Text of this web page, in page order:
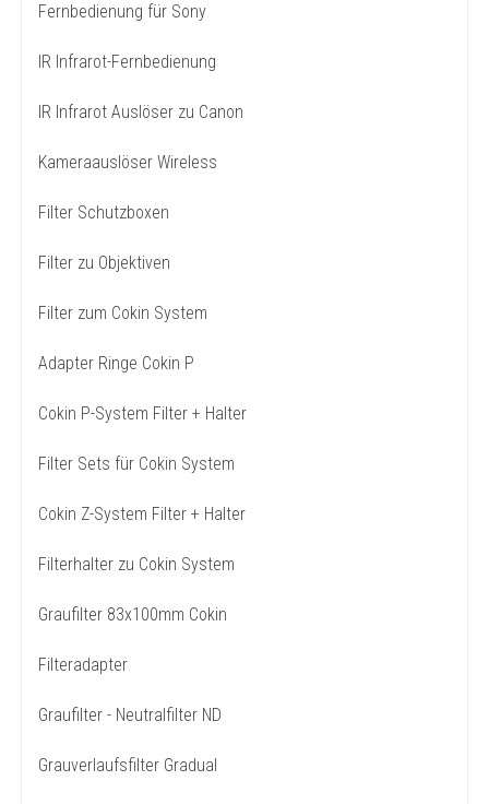
Fernbedienung für Sony
IR Infrarot-Fernbedienung
IR Infrarot Auslöser zu Canon
Kameraauslöser Wireless
Filter Schutzboxen
Filter zu Objektiven
Filter zum Cokin System
Adapter Ringe Cokin P
Cokin P-System Filter + Halter
Filter Sets für Cokin System
Cokin Z-System Filter + Halter
Filterhalter zu Cokin System
Graufilter 83x100mm Cokin
Filteradapter
Graufilter - Neutralfilter ND
Grauverlaufsfilter Gradual